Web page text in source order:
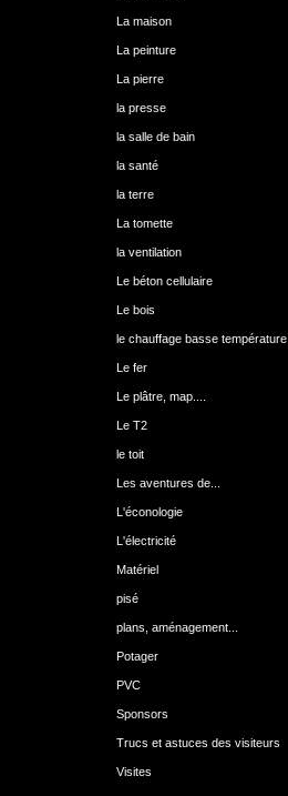
La maison
La peinture
La pierre
la presse
la salle de bain
la santé
la terre
La tomette
la ventilation
Le béton cellulaire
Le bois
le chauffage basse température
Le fer
Le plâtre, map....
Le T2
le toit
Les aventures de...
L'éconologie
L'électricité
Matériel
pisé
plans, aménagement...
Potager
PVC
Sponsors
Trucs et astuces des visiteurs
Visites